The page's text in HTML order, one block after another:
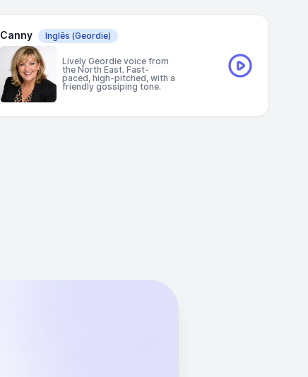
Canny Inglês (Geordie)
Lively Geordie voice from
the North East. Fast-
paced, high-pitched, with a
friendly gossiping tone.